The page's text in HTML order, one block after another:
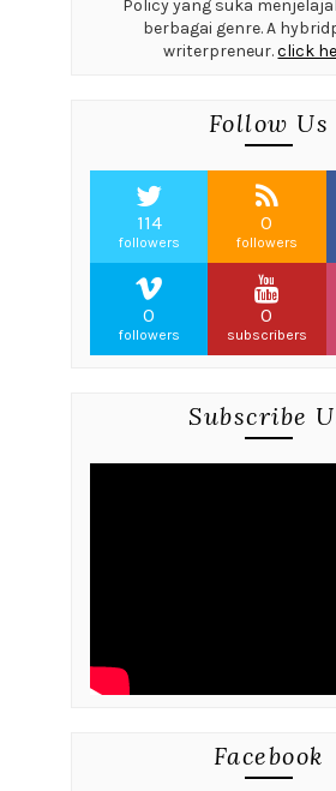
Policy yang suka
berbagai genre. A
writerpreneur.click
Follow Us
114
followers
0
followers
0
followers
0
subscribers
Subscribe
Facebook